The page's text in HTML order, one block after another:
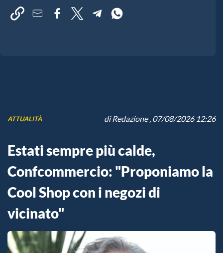
ATTUALITÀ diRedazione, 07/08/2026 12:26
Estati sempre più calde,
Confcommercio: "Proponiamo la
Cool Shop con i negozi di
vicinato"